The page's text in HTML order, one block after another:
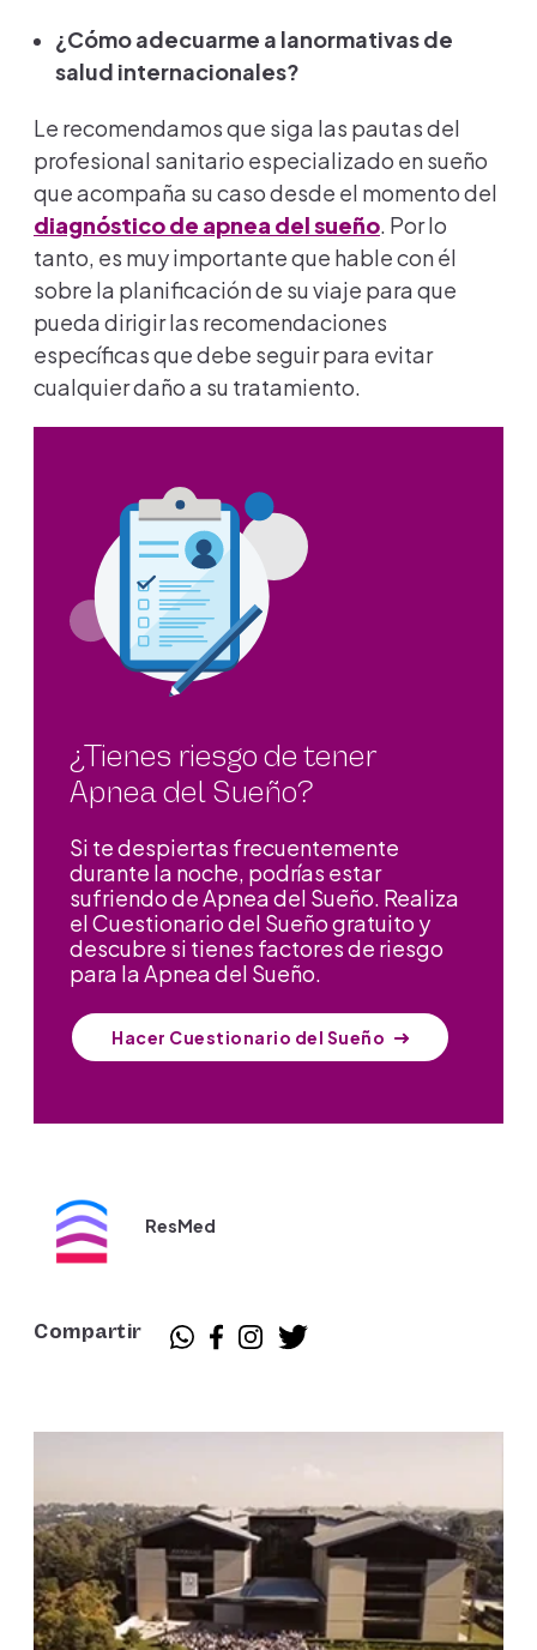
¿Cómo adecuarme a lanormativas de
salud internacionales?
Le recomendamos que siga las pautas del
profesional sanitario especializado en sueño
que acompaña su caso desde el momento del
diagnóstico de apnea del sueño. Por lo
tanto, es muy importante que hable con él
sobre la planificación de su viaje para que
pueda dirigir las recomendaciones
específicas que debe seguir para evitar
cualquier daño a su tratamiento.
¿Tienes riesgo de tener
Apnea del Sueño?
Si te despiertas frecuentemente
durante la noche, podrías estar
sufriendo de Apnea del Sueño. Realiza
el Cuestionario del Sueño gratuito y
descubre si tienes factores de riesgo
para la Apnea del Sueño.
Hacer Cuestionario del Sueño
ResMed
Compartir